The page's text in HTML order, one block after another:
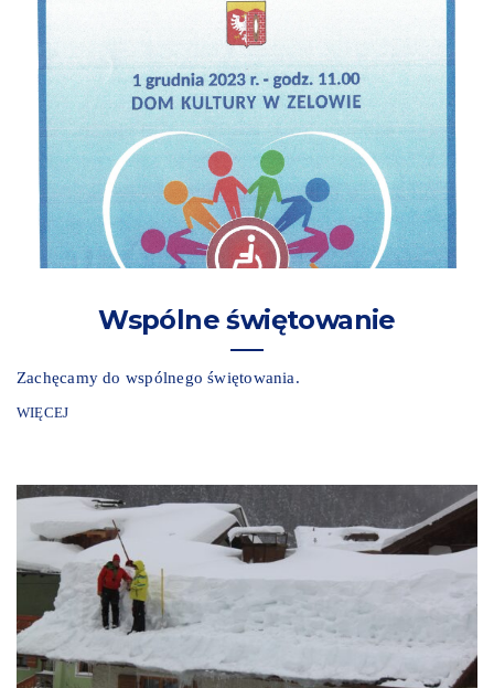
Wspólne świętowanie
Zachęcamy do wspólnego świętowania.
WIĘCEJ